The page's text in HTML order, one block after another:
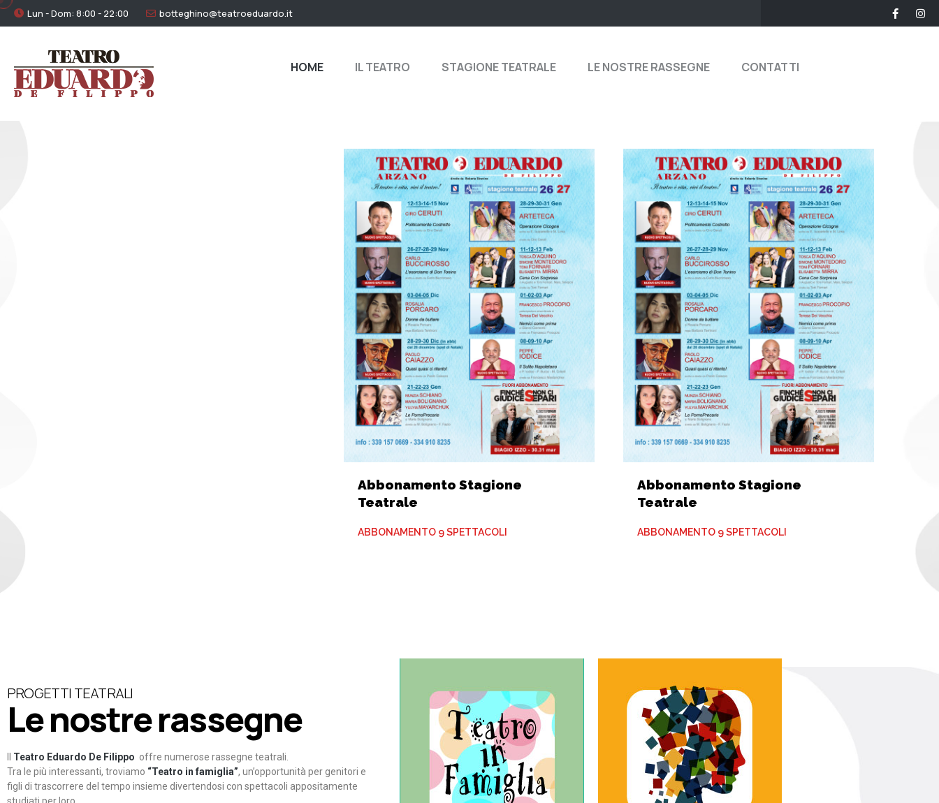
Lun - Dom: 8:00 - 22:00 botteghino@teatroeduardo.it
HOME IL TEATRO STAGIONE TEATRALE LE NOSTRE RASSEGNE CONTATTI
Abbonamento Stagione
Teatrale
ABBONAMENTO 9 SPETTACOLI
Abbonamento Stagione
Teatrale
ABBONAMENTO 9 SPETTACOLI
PROGETTI TEATRALI
Le nostre rassegne
Teatro Eduardo De Filippo offre numerose rassegne teatrali.
Tra le più interessanti, troviamo “Teatro in famiglia”, un’opportunità per genitori e
figli di trascorrere del tempo insieme divertendosi con spettacoli appositamente
Teatro In Famiglia è una
rassegna di teatro concepita
per far condividere e godere
del teatro all’intera famiglia.
Continua
Tracce Dinamiche è una
rassegna di teatro
d’innovazione e sperimentale.
Continua